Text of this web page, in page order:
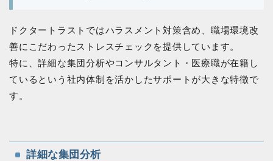
ドクタートラストではハラスメント対策含め、職場環境改
善にこだわったストレスチェックを提供しています。
特に、詳細な集団分析やコンサルタント・医療職が在籍し
ているという社内体制を活かしたサポートが大きな特徴で
す。
詳細な集団分析